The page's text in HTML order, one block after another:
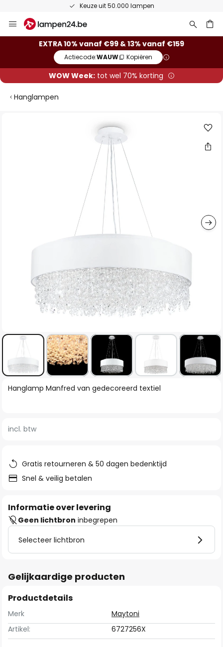
Keuze uit 50.000 lampen
naar
EXTRA 10% vanaf €99 & 13% vanaf €159
Actiecode:WAUW Kopiëren
WOW Week:tot wel 70% korting
Hanglampen
Ga
van
afbeeldingen-
gallerij
Hanglamp Manfred van gedecoreerd textiel
incl. btw
Gratis retourneren & 50 dagen bedenktijd
Snel & veilig betalen
Informatie over levering
Geen lichtbron inbegrepen
Selecteer lichtbron
Gelijkaardige producten
Productdetails
Merk
Maytoni
Artikel:
6727256X